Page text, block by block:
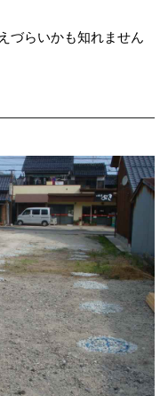
づらいかも知れません